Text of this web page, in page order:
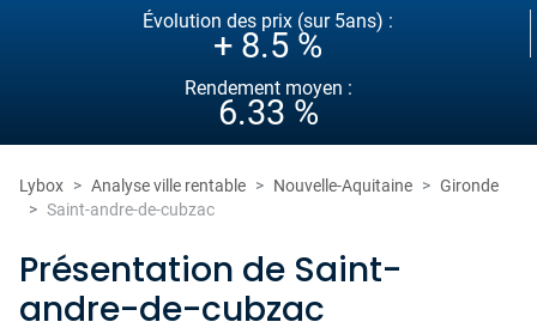
Évolution des prix (sur 5ans) :
+ 8.5 %
Rendement moyen :
6.33 %
Lybox Analyse ville rentable Nouvelle-Aquitaine
Gironde
Saint-andre-de-cubzac
Présentation de Saint-
andre-de-cubzac